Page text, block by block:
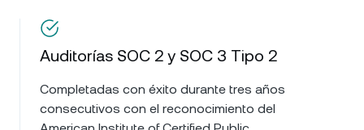
Auditorías SOC 2 y SOC 3 Tipo 2
Completadas con éxito durante tres años
consecutivos con el reconocimiento del